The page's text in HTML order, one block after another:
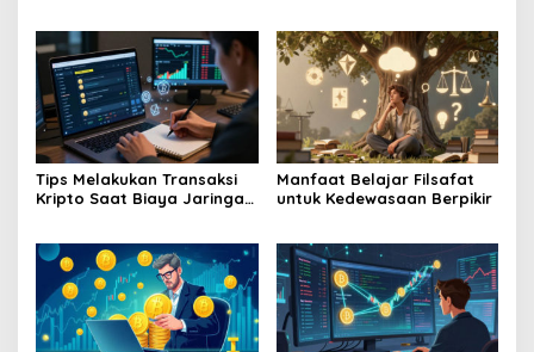
Tips Melakukan Transaksi
Kripto Saat Biaya Jaringan
Manfaat Belajar Filsafat
untuk Kedewasaan Berpikir